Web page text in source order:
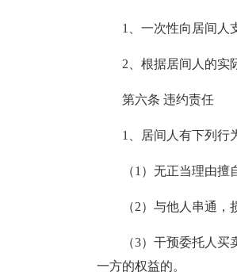
1、一次性向居间人
2、根据居间人的实
第六条 违约责任
1、居间人有下列行
（1）无正当理由擅
（2）与他人串通，
（3）干预委托人
一方的权益的。